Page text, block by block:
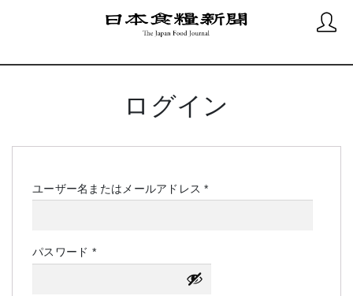
ログイン
ユーザー名またはメールアドレス*必
パスワード *必
須